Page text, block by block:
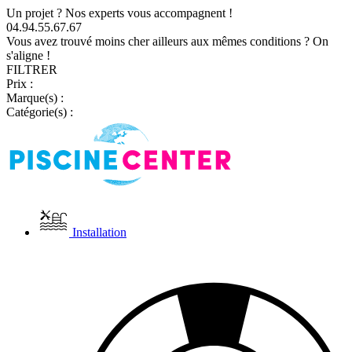
Un projet ? Nos experts vous accompagnent !
04.94.55.67.67
Vous avez trouvé moins cher ailleurs aux mêmes conditions ? On
s'aligne !
FILTRER
Prix :
Marque(s) :
Catégorie(s) :
Installation